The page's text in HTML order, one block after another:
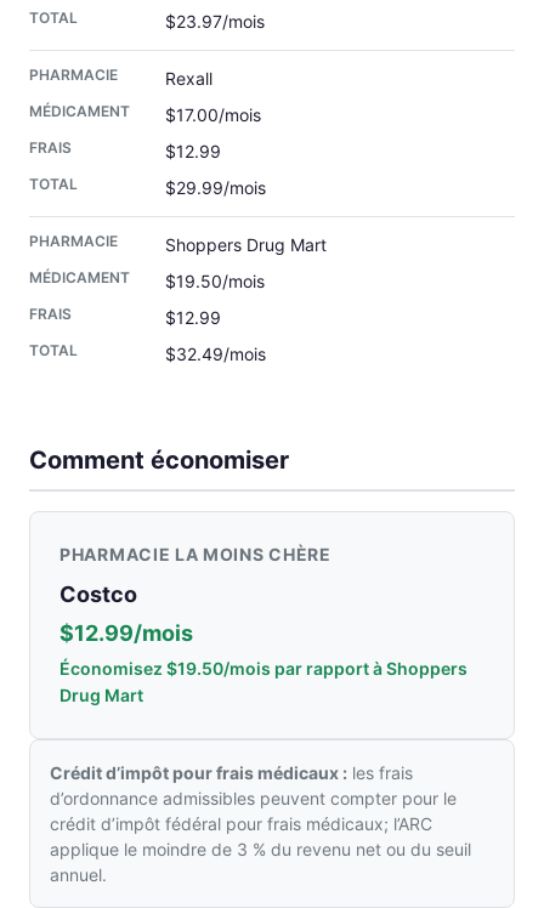
$23.97/mois
Rexall
$17.00/mois
$12.99
$29.99/mois
Shoppers Drug Mart
$19.50/mois
$12.99
$32.49/mois
Comment économiser
PHARMACIE LA MOINS CHÈRE
Costco
$12.99/mois
Économisez $19.50/mois par rapport à Shoppers
Drug Mart
Crédit d’impôt pour frais médicaux : les frais
d’ordonnance admissibles peuvent compter pour le
crédit d’impôt fédéral pour frais médicaux; l’ARC
applique le moindre de 3 % du revenu net ou du seuil
annuel.